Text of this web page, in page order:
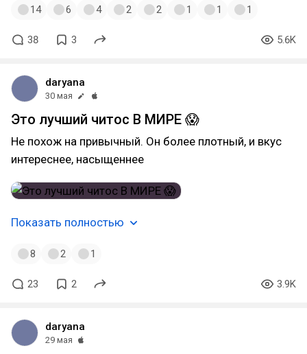
14 6 4 2 2 1 1 1
38 3 5.6K
daryana
30 мая
Это лучший читос В МИРЕ 😱
Не похож на привычный. Он более плотный, и вкус
интереснее, насыщеннее
Показать полностью
8 2 1
23 2 3.9K
daryana
29 мая